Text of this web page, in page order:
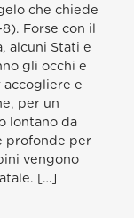
che chiede
Forse con il
alcuni Stati e
gli occhi e
e
per un
lontano da
profonde per
vengono
[…]